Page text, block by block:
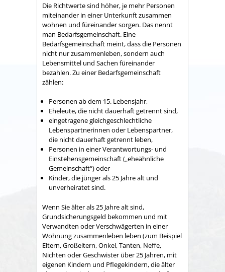
Die Richtwerte sind höher, je mehr Personen
miteinander in einer Unterkunft zusammen
wohnen und füreinander sorgen. Das nennt
man Bedarfsgemeinschaft. Eine
Bedarfsgemeinschaft meint, dass die Personen
nicht nur zusammenleben, sondern auch
Lebensmittel und Sachen füreinander
bezahlen. Zu einer Bedarfsgemeinschaft
zählen:
Personen ab dem 15. Lebensjahr,
Eheleute, die nicht dauerhaft getrennt sind,
eingetragene gleichgeschlechtliche
Lebenspartnerinnen oder Lebenspartner,
die nicht dauerhaft getrennt leben,
Personen in einer Verantwortungs- und
Einstehensgemeinschaft („eheähnliche
Gemeinschaft“) oder
Kinder, die jünger als 25 Jahre alt und
unverheiratet sind.
Wenn Sie älter als 25 Jahre alt sind,
Grundsicherungsgeld bekommen und mit
Verwandten oder Verschwägerten in einer
Wohnung zusammenleben leben (zum Beispiel
Eltern, Großeltern, Onkel, Tanten, Neffe,
Nichten oder Geschwister über 25 Jahren, mit
eigenen Kindern und Pflegekindern, die älter